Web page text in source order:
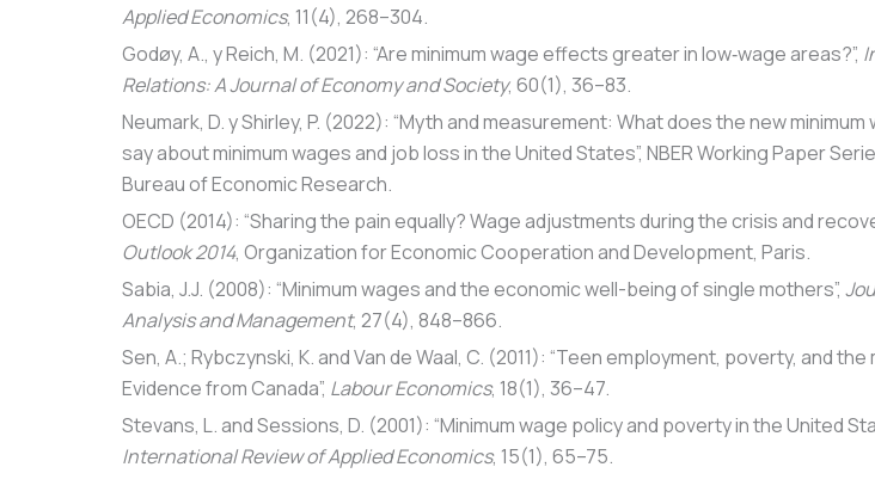
Applied Economics, 11(4), 268–304.
Godøy, A., y Reich, M. (2021): “Are minimum wage effects greater in low‐wage areas?”,
Relations: A Journal of Economy and Society, 60(1), 36–83.
Neumark, D. y Shirley, P. (2022): “Myth and measurement: What does the new
say about minimum wages and job loss in the United States”, NBER Working Paper
Bureau of Economic Research.
OECD (2014): “Sharing the pain equally? Wage adjustments during the crisis and
Outlook 2014, Organization for Economic Cooperation and Development, Paris.
Sabia, J.J. (2008): “Minimum wages and the economic well-being of single mothers”,
Analysis and Management, 27(4), 848–866.
Sen, A.; Rybczynski, K. and Van de Waal, C. (2011): “Teen employment, poverty, and the
Evidence from Canada”, Labour Economics, 18(1), 36–47.
Stevans, L. and Sessions, D. (2001): “Minimum wage policy and poverty in the United
International Review of Applied Economics, 15(1), 65–75.